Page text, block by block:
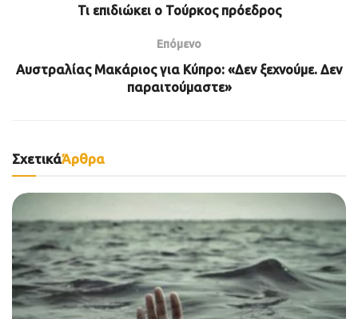
Τι επιδιώκει ο Τούρκος πρόεδρος
Επόμενο
Αυστραλίας Μακάριος για Κύπρο: «Δεν ξεχνούμε. Δεν
παραιτούμαστε»
ΣχετικάΆρθρα